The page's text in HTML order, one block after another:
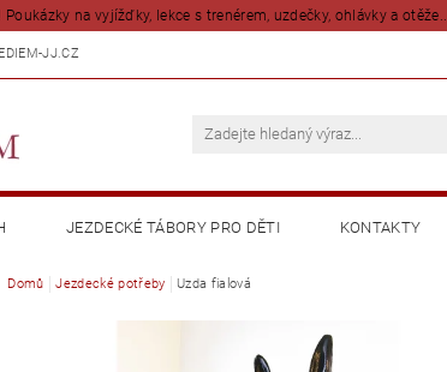
na vyjížďky, lekce s trenérem, uzdečky, ohlávky a
JJ.CZ
JEZDECKÉ TÁBORY PRO DĚTI KONTAKTY
Domů Jezdecké potřeby Uzda fialová